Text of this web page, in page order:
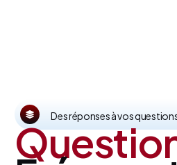
Des réponses à vos